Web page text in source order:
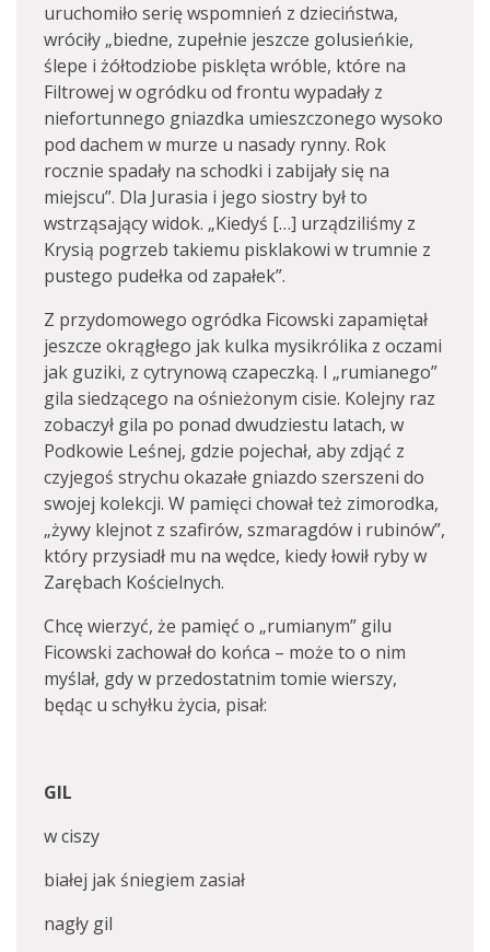
uruchomiło serię wspomnień z dzieciństwa,
wróciły „biedne, zupełnie jeszcze golusieńkie,
ślepe i żółtodziobe pisklęta wróble, które na
Filtrowej w ogródku od frontu wypadały z
niefortunnego gniazdka umieszczonego wysoko
pod dachem w murze u nasady rynny. Rok
rocznie spadały na schodki i zabijały się na
miejscu”. Dla Jurasia i jego siostry był to
wstrząsający widok. „Kiedyś […] urządziliśmy z
Krysią pogrzeb takiemu pisklakowi w trumnie z
pustego pudełka od zapałek”.
Z przydomowego ogródka Ficowski zapamiętał
jeszcze okrągłego jak kulka mysikrólika z oczami
jak guziki, z cytrynową czapeczką. I „rumianego”
gila siedzącego na ośnieżonym cisie. Kolejny raz
zobaczył gila po ponad dwudziestu latach, w
Podkowie Leśnej, gdzie pojechał, aby zdjąć z
czyjegoś strychu okazałe gniazdo szerszeni do
swojej kolekcji. W pamięci chował też zimorodka,
„żywy klejnot z szafirów, szmaragdów i rubinów”,
który przysiadł mu na wędce, kiedy łowił ryby w
Zarębach Kościelnych.
Chcę wierzyć, że pamięć o „rumianym” gilu
Ficowski zachował do końca – może to o nim
myślał, gdy w przedostatnim tomie wierszy,
będąc u schyłku życia, pisał:
GIL
w ciszy
białej jak śniegiem zasiał
nagły gil